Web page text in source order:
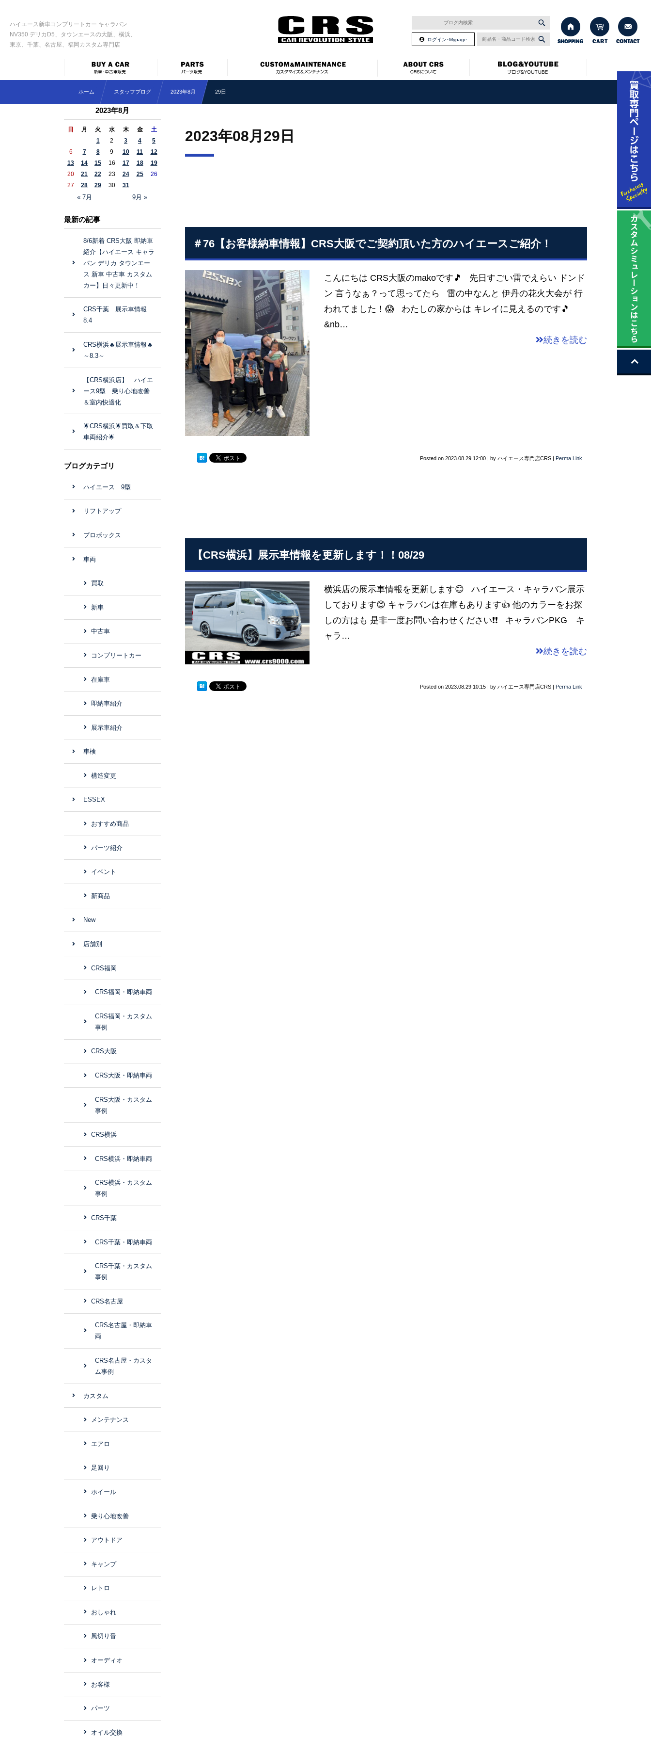
ハイエース新車コンプリートカー キャラバン
NV350 デリカD5、タウンエースの大阪、横浜、
東京、千葉、名古屋、福岡カスタム専門店
ログイン･Mypage
ホーム スタッフブログ 2023年8月 29日
2023年08月29日
＃76【お客様納車情報】CRS大阪でご契約頂いた方のハイエースご紹介！
こんにちは CRS大阪のmakoです🎵 先日すごい雷でえらい ドンド
ン 言うなぁ？って思ってたら 雷の中なんと 伊丹の花火大会が 行
われてました！😱 わたしの家からは キレイに見えるのです🎵
&nb…
続きを読む
Posted on 2023.08.29 12:00 by ハイエース専門店CRS Perma Link
【CRS横浜】展示車情報を更新します！！08/29
横浜店の展示車情報を更新します😊 ハイエース・キャラバン展示
しております😊 キャラバンは在庫もあります👍 他のカラーをお探
しの方はも 是非一度お問い合わせください❗❗ キャラバンPKG キ
ャラ…
続きを読む
Posted on 2023.08.29 10:15 by ハイエース専門店CRS Perma Link
2023年8月
日 月 火 水 木 金 土
« 7月 9月 »
1 2 3 4
5
6
7 8 9 10 11
12
13
14 15 16 17 18
19
20
21 22 23 24 25
26
27
28 29 30 31
最新の記事
8/6新着 CRS大阪 即納車
紹介【ハイエース キャラ
バン デリカ タウンエー
ス 新車 中古車 カスタム
カー】日々更新中！
CRS千葉 展示車情報
8.4
CRS横浜🔥展示車情報🔥
～8.3～
【CRS横浜店】 ハイエ
ース9型 乗り心地改善
＆室内快適化
🌟CRS横浜🌟買取＆下取
車両紹介🌟
ブログカテゴリ
ハイエース 9型
リフトアップ
プロボックス
車両
買取
新車
中古車
コンプリートカー
在庫車
即納車紹介
展示車紹介
車検
構造変更
ESSEX
おすすめ商品
パーツ紹介
イベント
新商品
New
店舗別
CRS福岡
CRS福岡・即納車両
CRS福岡・カスタム
事例
CRS大阪
CRS大阪・即納車両
CRS大阪・カスタム
事例
CRS横浜
CRS横浜・即納車両
CRS横浜・カスタム
事例
CRS千葉
CRS千葉・即納車両
CRS千葉・カスタム
事例
CRS名古屋
CRS名古屋・即納車
両
CRS名古屋・カスタ
ム事例
カスタム
メンテナンス
エアロ
足回り
ホイール
乗り心地改善
アウトドア
キャンプ
レトロ
おしゃれ
風切り音
オーディオ
お客様
パーツ
オイル交換